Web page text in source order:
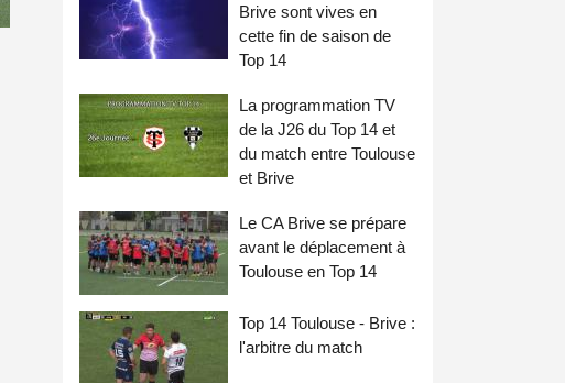
Brive sont vives en
cette fin de saison de
Top 14
La programmation TV
de la J26 du Top 14 et
du match entre Toulouse
et Brive
Le CA Brive se prépare
avant le déplacement à
Toulouse en Top 14
Top 14 Toulouse - Brive :
l'arbitre du match